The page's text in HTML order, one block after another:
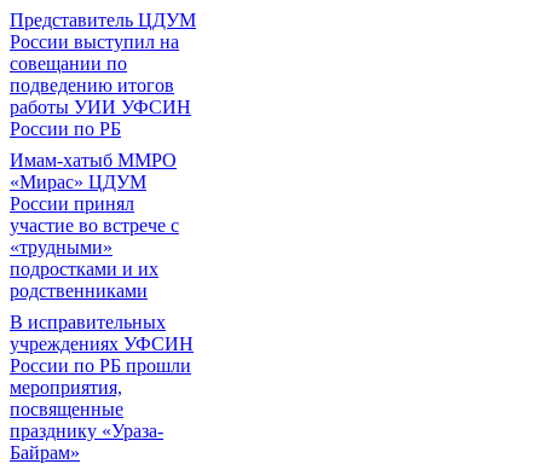
Представитель ЦДУМ
России выступил на
совещании по
подведению итогов
работы УИИ УФСИН
России по РБ
Имам-хатыб ММРО
«Мирас» ЦДУМ
России принял
участие во встрече с
«трудными»
подростками и их
родственниками
В исправительных
учреждениях УФСИН
России по РБ прошли
мероприятия,
посвященные
празднику «Ураза-
Байрам»